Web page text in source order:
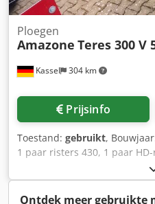
Kassel 304 km
Ploegen
Amazone Teres 300 V
Prijsinfo
Toestand: gebruikt,
1 paar risters 430, 1 paar
voorschoffelsteel voor
overbelastingsbeveiliging
schijfkouterhouder
Ontdek meer gebruikte